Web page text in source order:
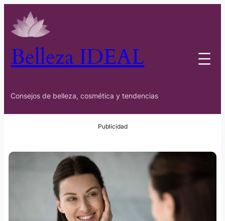
Belleza IDEAL
Consejos de belleza, cosmética y tendencias